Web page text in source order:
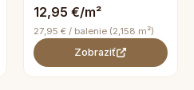
12,95 €/m²
27,95 € / balenie (2,158 m²)
Zobraziť